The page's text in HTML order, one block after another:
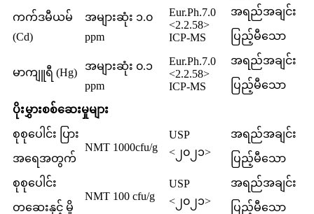
ကက်ဒမီယမ်
(Cd)
အများဆုံး ၁.၀
ppm
Eur.Ph.7.0
<2.2.58>
ICP-MS
အရည်အချင်း
ပြည့်မီသော
မာကျူရီ (Hg)
အများဆုံး ၀.၁
ppm
Eur.Ph.7.0
<2.2.58>
ICP-MS
အရည်အချင်း
ပြည့်မီသော
ပိုးမွှားစစ်ဆေးမှုများ
စုစုပေါင်း ပြား
အရေအတွက်
NMT 1000cfu/g
USP
<၂၀၂၁>
အရည်အချင်း
ပြည့်မီသော
စုစုပေါင်း
တဆေးနှင့် မှို
NMT 100 cfu/g
USP
<၂၀၂၁>
အရည်အချင်း
ပြည့်မီသော